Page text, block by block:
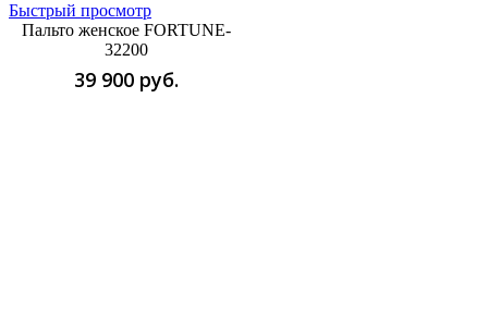
Быстрый просмотр
Пальто женское FORTUNE-
32200
39 900 руб.